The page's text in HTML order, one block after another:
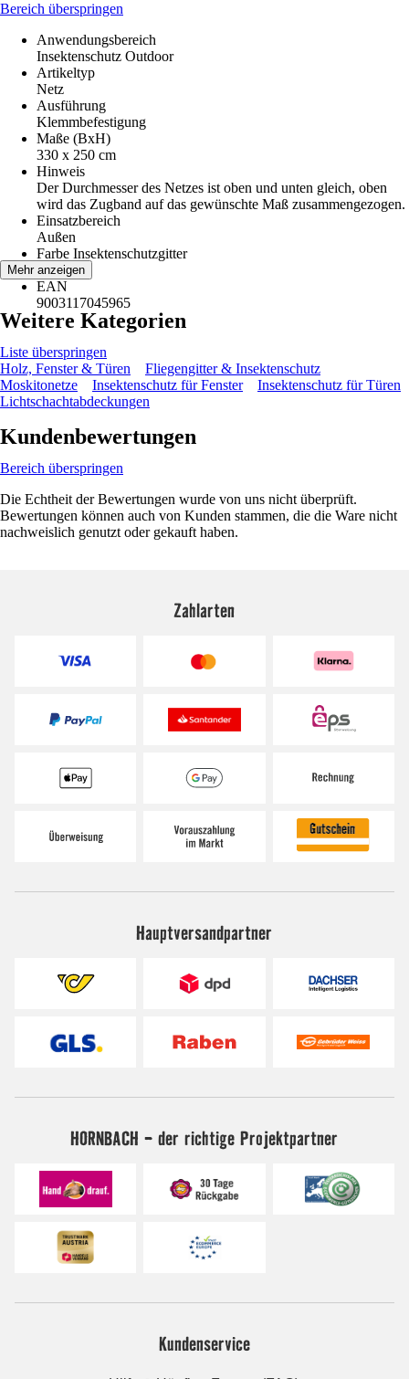
Bereich überspringen
Anwendungsbereich
Insektenschutz Outdoor
Artikeltyp
Netz
Ausführung
Klemmbefestigung
Maße (BxH)
330 x 250 cm
Hinweis
Der Durchmesser des Netzes ist oben und unten gleich, oben
wird das Zugband auf das gewünschte Maß zusammengezogen.
Einsatzbereich
Außen
Farbe Insektenschutzgitter
Anthrazit
EAN
9003117045965
Mehr anzeigen
Weitere Kategorien
Liste überspringen
Holz, Fenster & Türen
Fliegengitter & Insektenschutz
Moskitonetze
Insektenschutz für Fenster
Insektenschutz für Türen
Lichtschachtabdeckungen
Kundenbewertungen
Bereich überspringen
Die Echtheit der Bewertungen wurde von uns nicht überprüft.
Bewertungen können auch von Kunden stammen, die die Ware nicht
nachweislich genutzt oder gekauft haben.
Zahlarten
Hauptversandpartner
HORNBACH - der richtige Projektpartner
Kundenservice